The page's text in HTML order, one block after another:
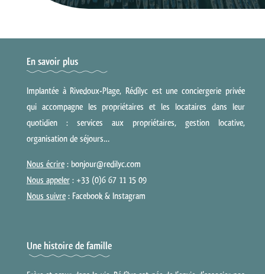
En savoir plus
Implantée à Rivedoux-Plage, Rédîlyc est une conciergerie privée
qui accompagne les propriétaires et les locataires dans leur
quotidien : services aux propriétaires, gestion locative,
organisation de séjours…
Nous écrire: bonjour@redilyc.com
Nous appeler: +33 (0)6 67 11 15 09
Nous suivre: Facebook& Instagram
Une histoire de famille